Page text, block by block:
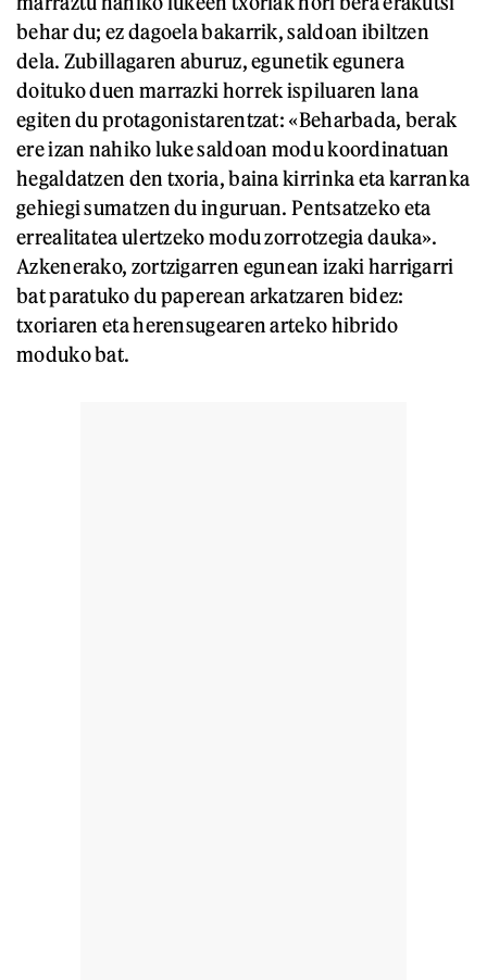
behar du; ez dagoela bakarrik, saldoan ibiltzen
dela. Zubillagaren aburuz, egunetik egunera
doituko duen marrazki horrek ispiluaren lana
egiten du protagonistarentzat: «Beharbada, berak
ere izan nahiko luke saldoan modu koordinatuan
hegaldatzen den txoria, baina kirrinka eta karranka
gehiegi sumatzen du inguruan. Pentsatzeko eta
errealitatea ulertzeko modu zorrotzegia dauka».
Azkenerako, zortzigarren egunean izaki harrigarri
bat paratuko du paperean arkatzaren bidez:
txoriaren eta herensugearen arteko hibrido
moduko bat.